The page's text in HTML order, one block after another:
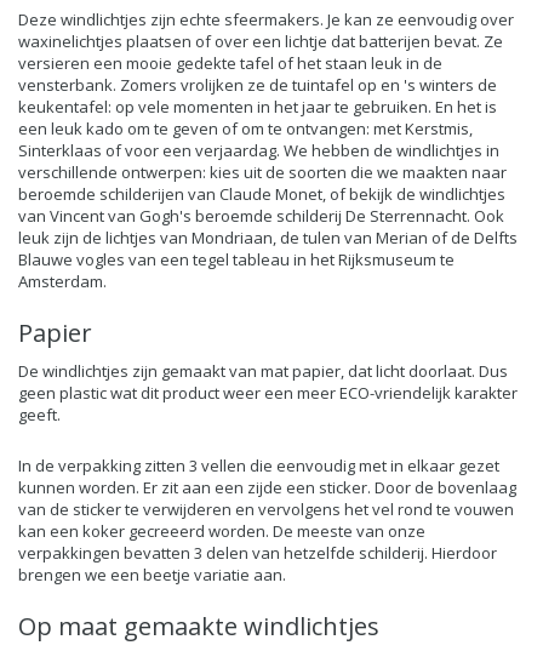
Deze windlichtjes zijn echte sfeermakers. Je kan ze eenvoudig over
waxinelichtjes plaatsen of over een lichtje dat batterijen bevat. Ze
versieren een mooie gedekte tafel of het staan leuk in de
vensterbank. Zomers vrolijken ze de tuintafel op en 's winters de
keukentafel: op vele momenten in het jaar te gebruiken. En het is
een leuk kado om te geven of om te ontvangen: met Kerstmis,
Sinterklaas of voor een verjaardag. We hebben de windlichtjes in
verschillende ontwerpen: kies uit de soorten die we maakten naar
beroemde schilderijen van Claude Monet, of bekijk de windlichtjes
van Vincent van Gogh's beroemde schilderij De Sterrennacht. Ook
leuk zijn de lichtjes van Mondriaan, de tulen van Merian of de Delfts
Blauwe vogles van een tegel tableau in het Rijksmuseum te
Amsterdam.
Papier
De windlichtjes zijn gemaakt van mat papier, dat licht doorlaat. Dus
geen plastic wat dit product weer een meer ECO-vriendelijk karakter
geeft.
In de verpakking zitten 3 vellen die eenvoudig met in elkaar gezet
kunnen worden. Er zit aan een zijde een sticker. Door de bovenlaag
van de sticker te verwijderen en vervolgens het vel rond te vouwen
kan een koker gecreeerd worden. De meeste van onze
verpakkingen bevatten 3 delen van hetzelfde schilderij. Hierdoor
brengen we een beetje variatie aan.
Op maat gemaakte windlichtjes